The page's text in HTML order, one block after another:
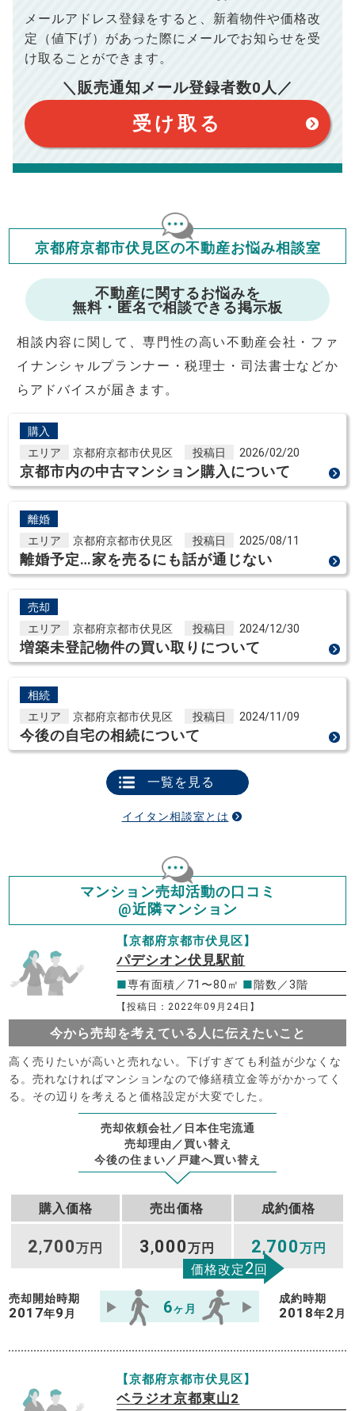
総支払額 100,050 円
このシミュレーターは元利均等返済方式で試算しています。
このシミュレーターは、四捨五入にて計算しております。
このシミュレーターはお借り入れの全期間で金利が変わらない設
このシミュレーターでの結果は、お借り入れを保証するものでは
ありません。
このシミュレーターをご利用された方の、いかなる損害について
ますが、お借り入れの際に各金融機関にご相談ください。
会員マイページでは
修繕費・管理費の計算もできます
※シミュレーター結果はあくまでも概算であり、手残り金額を
保証するものではございません。
※上記売却費用には、住所変更登記の費用、引っ越し費用、住
宅ローンの一括繰上返済の手数料等は含まれておりませんの
で予めご了承ください。
おります。（物件価格×3%＋6万円＋消費税）
メールアドレス登録をすると、 新着物件や価格改
定（値下げ）があった際に メールでお知らせを受
け取ることができます。
＼販売通知メール登録者数0 人／
受け取る
京都府京都市伏見区の不動産お悩み相談室
不動産に関するお悩みを
無料・匿名で相談できる掲示板
相談内容に関して、専門性の高い不動産会社・ファ
イナンシャルプランナー・税理士・司法書士などか
らアドバイスが届きます。
購入
エリア
京都府京都市伏見区 投稿日 2026/02/20
京都市内の中古マンション購入について
離婚
エリア
京都府京都市伏見区 投稿日 2025/08/11
離婚予定…家を売るにも話が通じない
売却
エリア
京都府京都市伏見区 投稿日 2024/12/30
増築未登記物件の買い取りについて
相続
エリア
京都府京都市伏見区 投稿日 2024/11/09
今後の自宅の相続について
一覧を見る
イイタン相談室とは
マンション売却活動の口コミ
@近隣マンション
【京都府京都市伏見区】
パデシオン伏見駅前
■専有面積／71〜80㎡ ■階数／3階
【投稿日：2022年09月24日】
今から売却を考えている人に伝えたいこと
高く売りたいが高いと売れない。下げすぎても利益が少なくな
る。売れなければマンションなので修繕積立金等がかかってく
る。その辺りを考えると価格設定が大変でした。
売却依頼会社／日本住宅流通
売却理由／買い替え
今後の住まい／戸建へ買い替え
購入価格 売出価格 成約価格
2,700万円 3 ,000万円 2,700万円
価格改定2回
売却開始時期
2017年9 月 6ヶ月
成約時期
2018年2 月
【京都府京都市伏見区】
ベラジオ京都東山2